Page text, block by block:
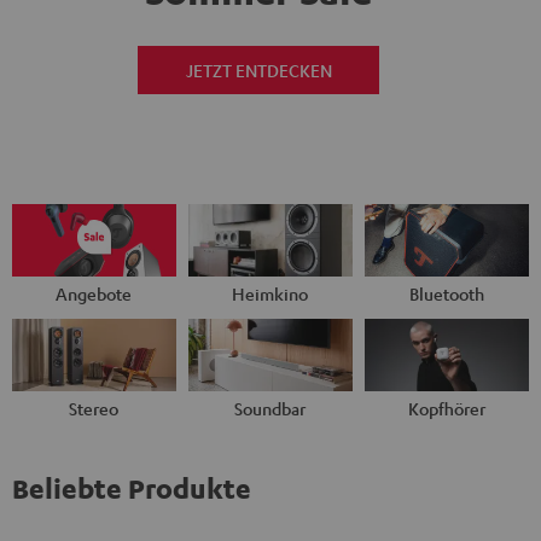
JETZT ENTDECKEN
Angebote Heimkino Bluetooth
Stereo Soundbar Kopfhörer
Beliebte Produkte